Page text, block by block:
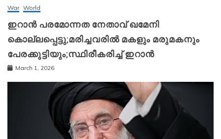
War World
ഇറാന്‍ പരമോന്നത നേതാവ് ഖമേനി
കൊല്ലപ്പെട്ടു;മരിച്ചവരിൽ മകളും മരുമകനും
പേരക്കുട്ടിയും;സ്ഥിരീകരിച്ച് ഇറാന്‍
March 1, 2026